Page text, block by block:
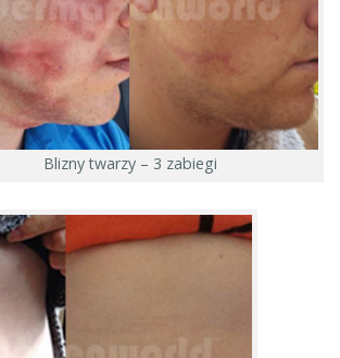
Blizny twarzy – 3 zabiegi